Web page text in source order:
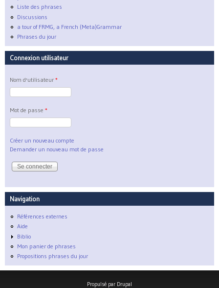
Liste des phrases
Discussions
a tour of FRMG, a French (Meta)Grammar
Phrases du jour
Connexion utilisateur
Nom d'utilisateur *
Mot de passe *
Créer un nouveau compte
Demander un nouveau mot de passe
Navigation
Références externes
Aide
Biblio
Mon panier de phrases
Propositions phrases du jour
Propulsé par Drupal